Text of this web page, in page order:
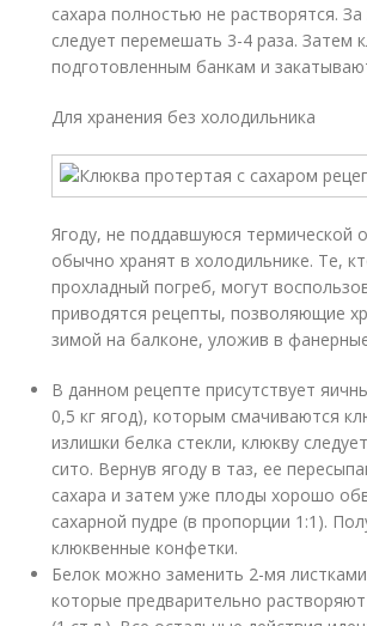
сахара полностью не растворятся.
следует перемешать 3-4 раза. Затем
подготовленным банкам и
Для хранения без холодильника
Ягоду, не поддавшуюся термической
обычно хранят в холодильнике. Те,
прохладный погреб, могут
приводятся рецепты, позволяющие
зимой на балконе, уложив в
В данном рецепте присутствует
0,5 кг ягод), которым смачиваются
излишки белка стекли, клюкву
сито. Вернув ягоду в таз, ее
сахара и затем уже плоды хорошо
сахарной пудре (в пропорции 1:1).
клюквенные конфетки.
Белок можно заменить 2-мя
которые предварительно